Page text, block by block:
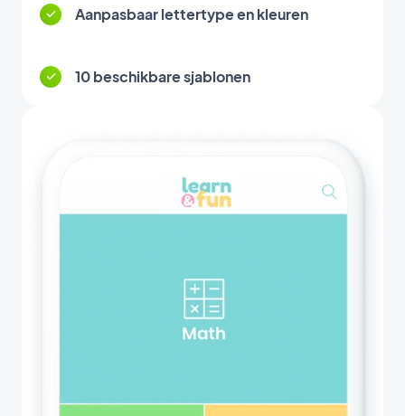
Aanpasbaar lettertype en kleuren
10 beschikbare sjablonen